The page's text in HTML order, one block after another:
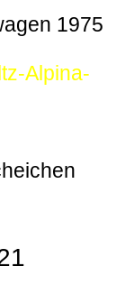
1975
Alpina-